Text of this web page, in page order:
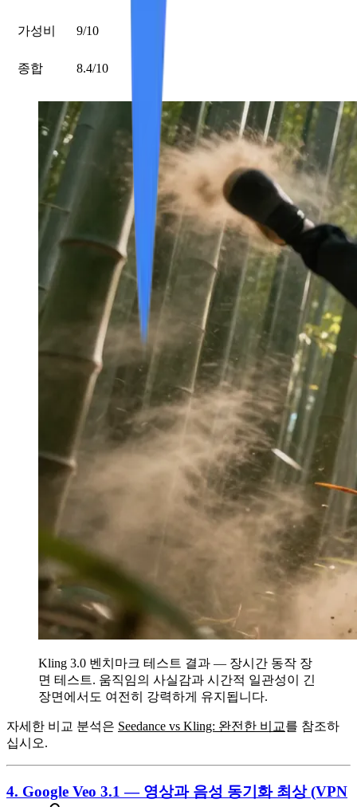
가성비 9/10
종합 8.4/10
Kling 3.0 벤치마크 테스트 결과 — 장시간 동작 장
면 테스트. 움직임의 사실감과 시간적 일관성이 긴
장면에서도 여전히 강력하게 유지됩니다.
자세한 비교 분석은 Seedance vs Kling: 완전한 비교를 참조하
십시오.
4. Google Veo 3.1 — 영상과 음성 동기화 최상 (VPN